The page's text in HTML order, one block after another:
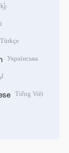
Türkçe
Українська
Tiếng Việt